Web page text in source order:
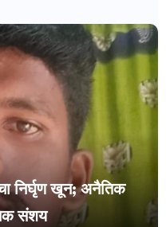
निर्घृण खून; अनैतिक
संशय